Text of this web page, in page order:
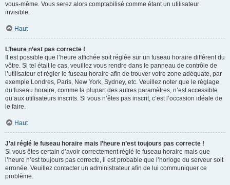
vous-même. Vous serez alors comptabilisé comme étant un utilisateur
invisible.
Haut
L’heure n’est pas correcte !
Il est possible que l’heure affichée soit réglée sur un fuseau horaire différent du
vôtre. Si tel était le cas, veuillez vous rendre dans le panneau de contrôle de
l’utilisateur et régler le fuseau horaire afin de trouver votre zone adéquate, par
exemple Londres, Paris, New York, Sydney, etc. Veuillez noter que le réglage
du fuseau horaire, comme la plupart des autres paramètres, n’est accessible
qu’aux utilisateurs inscrits. Si vous n’êtes pas inscrit, c’est l’occasion idéale de
le faire.
Haut
J’ai réglé le fuseau horaire mais l’heure n’est toujours pas correcte !
Si vous êtes certain d’avoir correctement réglé le fuseau horaire mais que
l’heure n’est toujours pas correcte, il est probable que l’horloge du serveur soit
erronée. Veuillez contacter un administrateur afin de lui communiquer ce
problème.